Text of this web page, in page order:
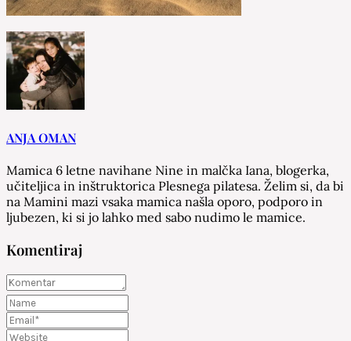
ANJA OMAN
Mamica 6 letne navihane Nine in malčka Iana, blogerka,
učiteljica in inštruktorica Plesnega pilatesa. Želim si, da bi
na Mamini mazi vsaka mamica našla oporo, podporo in
ljubezen, ki si jo lahko med sabo nudimo le mamice.
Komentiraj